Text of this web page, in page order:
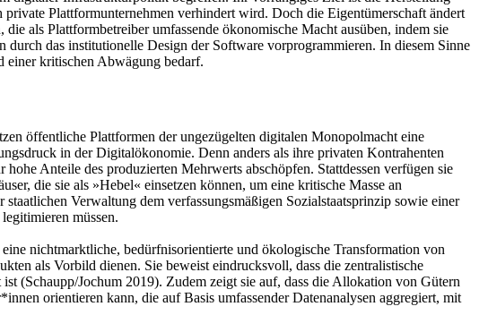
Plattformunternehmen verhindert wird. Doch die Eigentümerschaft ändert
als Plattformbetreiber umfassende ökonomische Macht ausüben, indem sie
das institutionelle Design der Software vorprogrammieren. In diesem Sinne
einer kritischen Abwägung bedarf.
öffentliche Plattformen der ungezügelten digitalen Monopolmacht eine
in der Digitalökonomie. Denn anders als ihre privaten Kontrahenten
Anteile des produzierten Mehrwerts abschöpfen. Stattdessen verfügen sie
die sie als »Hebel« einsetzen können, um eine kritische Masse an
Verwaltung dem verfassungsmäßigen Sozialstaatsprinzip sowie einer
müssen.
nichtmarktliche, bedürfnisorientierte und ökologische Transformation von
als Vorbild dienen. Sie beweist eindrucksvoll, dass die zentralistische
(Schaupp/Jochum 2019). Zudem zeigt sie auf, dass die Allokation von Gütern
orientieren kann, die auf Basis umfassender Datenanalysen aggregiert, mit